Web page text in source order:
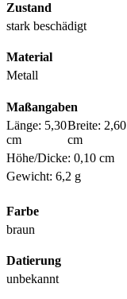
Zustand
stark beschädigt
Material
Metall
Maßangaben
Länge: 5,30
cm
Breite: 2,60
cm
Höhe/Dicke: 0,10 cm
Gewicht: 6,2 g
Farbe
braun
Datierung
unbekannt